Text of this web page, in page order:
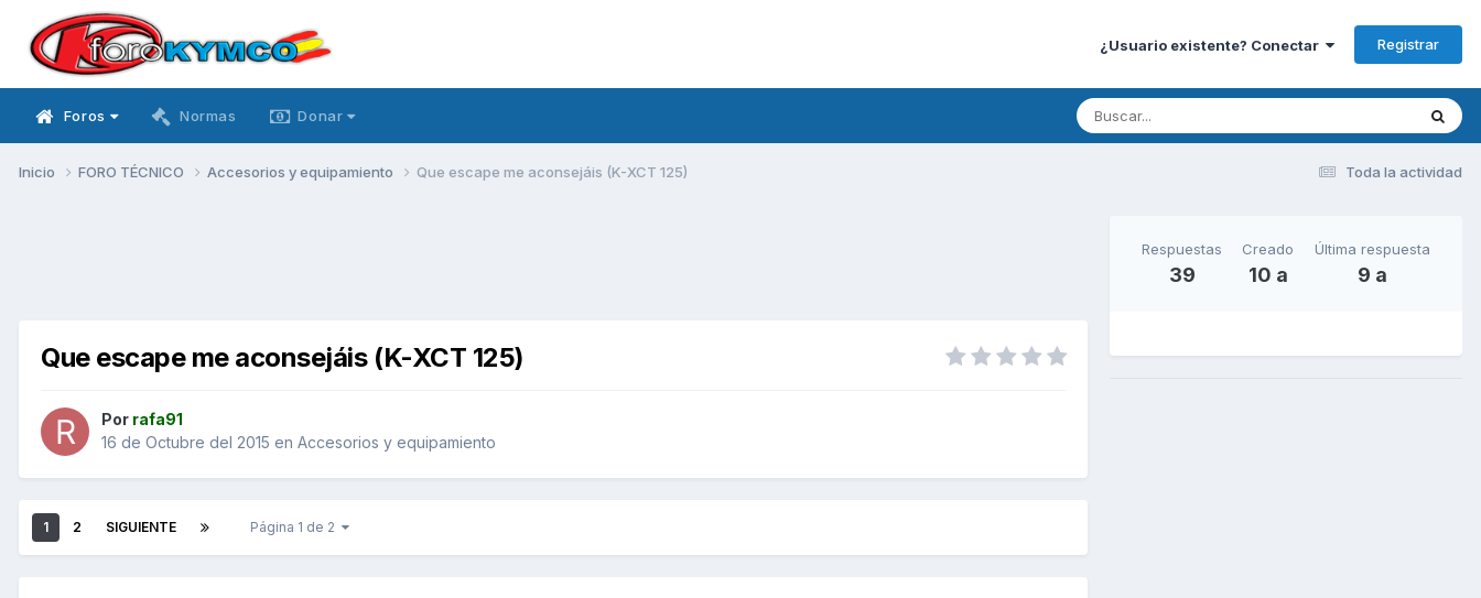
¿Usuario existente? Conectar Registrar
Foros Normas Donar
Toda la actividad
Inicio FORO TÉCNICO Accesorios y equipamiento Que escape me aconsejáis (K-XCT 125)
Que escape me aconsejáis (K-XCT 125)
Por rafa91
16 de Octubre del 2015 en Accesorios y equipamiento
1 2 SIGUIENTE Página 1 de 2
Respuestas
39
Creado
10 a
Última respuesta
9 a